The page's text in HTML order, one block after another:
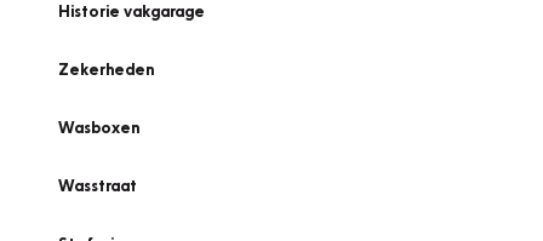
Historie vakgarage
Zekerheden
Wasboxen
Wasstraat